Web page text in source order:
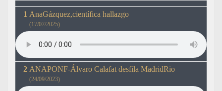
AnaGázquez,científica hallazgo
(17/07/2025)
ANAPONF-Álvaro Calafat desfila MadridRio
(24/09/2023)